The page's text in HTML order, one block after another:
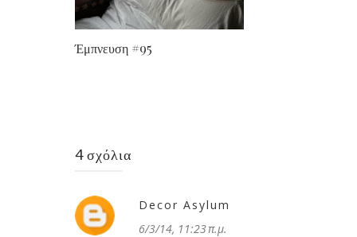
Έμπνευση #95
4 σχόλια
Decor Asylum
6/3/14, 11:23 π.μ.